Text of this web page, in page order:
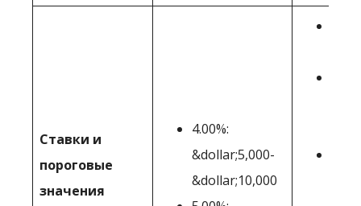
Ставки и
пороговые
значения
4.00%:
&dollar;5,000-
&dollar;10,000